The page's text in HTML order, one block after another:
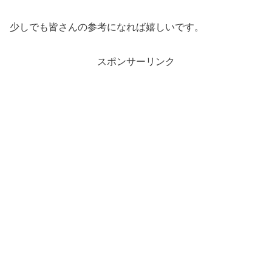
少しでも皆さんの参考になれば嬉しいです。
スポンサーリンク